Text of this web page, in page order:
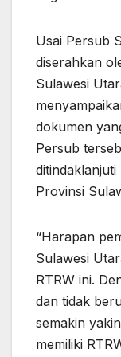
Usai Persub
diserahkan
Sulawesi
dokumen
Persub
Provinsi
“Harapan
Sulawesi
RTRW ini.
dan tidak
semakin
memiliki